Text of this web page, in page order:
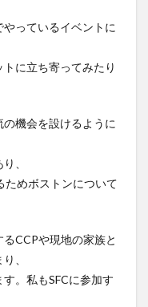
っているイベントに
に立ち寄ってみたり
機会を設けるように
、
ためボストンについて
CCPや現地の家族と
、
。私もSFCに参加す